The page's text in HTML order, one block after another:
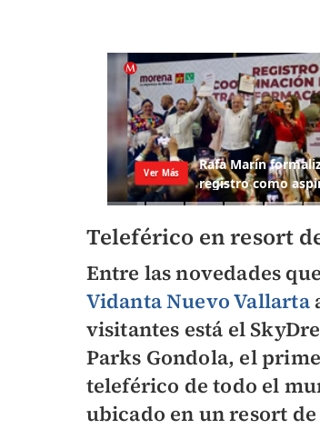
Teleférico en resort
Entre las novedades
Vidanta Nuevo Vallarta
visitantes está el
Parks Gondola, el
teleférico de todo el
ubicado en un resort